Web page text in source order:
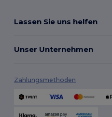
Lassen Sie uns helfen
Unser Unternehmen
Zahlungsmethoden